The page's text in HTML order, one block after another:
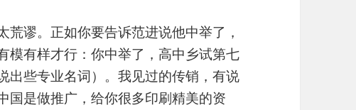
谬。正如你要告诉范进说他中举了，
模有样才行：你中举了，高中乡试第七
出些专业名词）。我见过的传销，有说
国是做推广，给你很多印刷精美的资